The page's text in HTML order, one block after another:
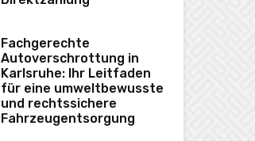
Fachgerechte
Autoverschrottung in
Karlsruhe: Ihr Leitfaden
für eine umweltbewusste
und rechtssichere
Fahrzeugentsorgung